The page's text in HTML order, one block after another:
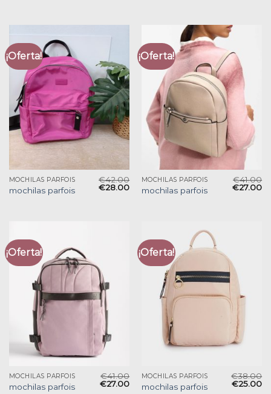
¡Oferta!
MOCHILAS PARFOIS
mochilas parfois
€42.00
€28.00
¡Oferta!
MOCHILAS PARFOIS
mochilas parfois
€41.00
€27.00
¡Oferta!
MOCHILAS PARFOIS
mochilas parfois
€41.00
€27.00
¡Oferta!
MOCHILAS PARFOIS
mochilas parfois
€38.00
€25.00